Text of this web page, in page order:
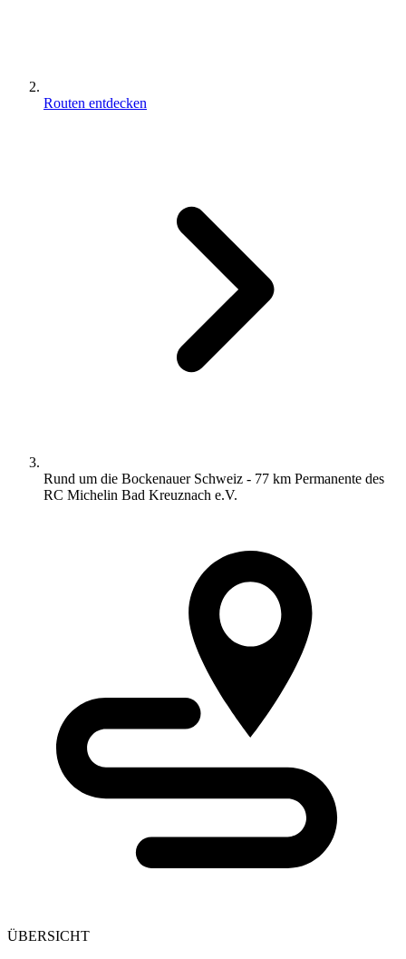
Routen entdecken
Rund um die Bockenauer Schweiz - 77 km Permanente des
RC Michelin Bad Kreuznach e.V.
ÜBERSICHT